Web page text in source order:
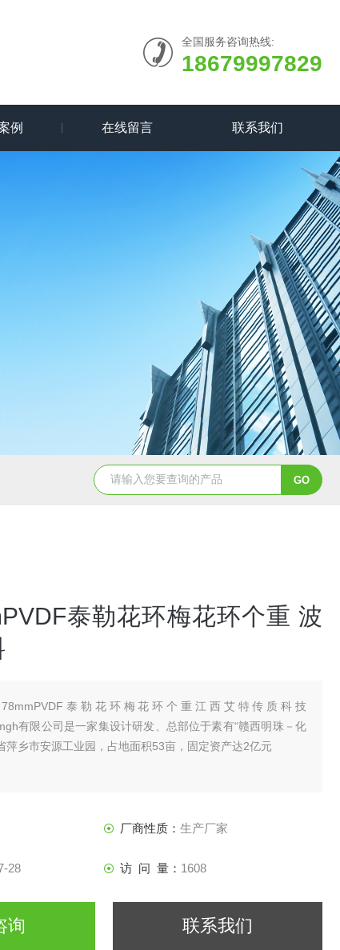
全国服务咨询热线:
18679997829
例 在线留言 联系我们
PTFEφ25*25mm四氟鲍尔环 陶瓷散堆填料
泰勒花环梅花环个重 波
泰勒花环梅花环个重江西艾特传质科技
有限公司是一家集设计研发、总部位于素有“赣西明珠－化
萍乡市安源工业园，占地面积53亩，固定资产达2亿元
厂商性质： 生产厂家
28 访 问 量： 1608
询 联系我们